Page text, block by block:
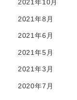
2021年10月
2021年8月
2021年6月
2021年5月
2021年3月
2020年7月